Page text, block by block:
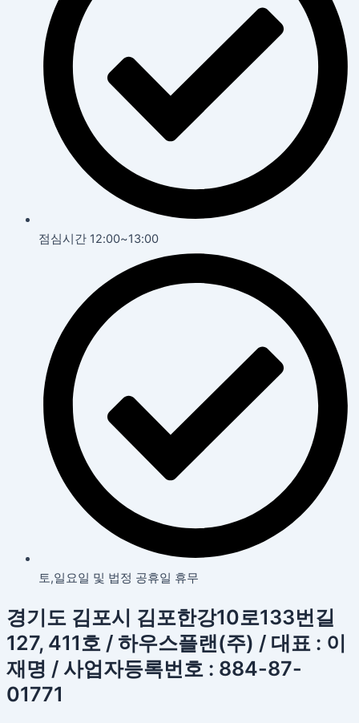
점심시간 12:00~13:00
토,일요일 및 법정 공휴일 휴무
경기도 김포시 김포한강10로133번길
127, 411호 / 하우스플랜(주) / 대표 : 이
재명 / 사업자등록번호 : 884-87-
01771